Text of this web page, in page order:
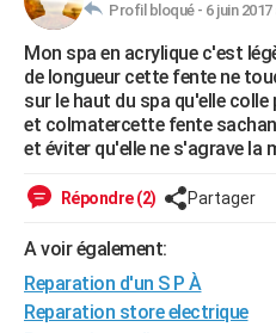
Retraite
Impôts
Epargne
Immobilier
Risques naturels par ville
Banque
Assurance
Crédit
AUTO
Essais
Réserver un essai
Citadines
Berlines
SUV
Forum auto
+HIGH-TECH
Mobiles
Meilleur smartphone
Internet
Ordinateurs
Jeux vidéo
Guide high-tech
+BRICOLAGE
Forum
Aménagement intérieur
Extérieur
Cuisine
Salle de bains
Jardinage
Rangement
Guides de France
Escapades
Patrimoine
Expositions
Musées
Week-end nature
Art de vivre
Bien-être
Loisirs
Mode
Modes de vie
Alimentation
Guide de la santé
Maladies
Médicaments
Sommeil
VOYAGE
Profil bloqué - 6 juin 2017
Mon spa en acrylique c'est
de longueur cette fente ne
sur le haut du spa qu'elle
et colmatercette fente
et éviter qu'elle ne s'agrave la
Répondre (2) Partager
A voir également:
Reparation d'un S P À
Reparation store electrique